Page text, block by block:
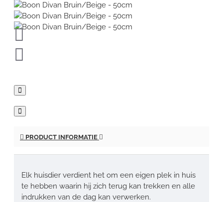
PRODUCT INFORMATIE
Elk huisdier verdient het om een eigen plek in huis
te hebben waarin hij zich terug kan trekken en alle
indrukken van de dag kan verwerken.